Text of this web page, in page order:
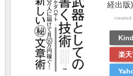
経出版)
created
楽